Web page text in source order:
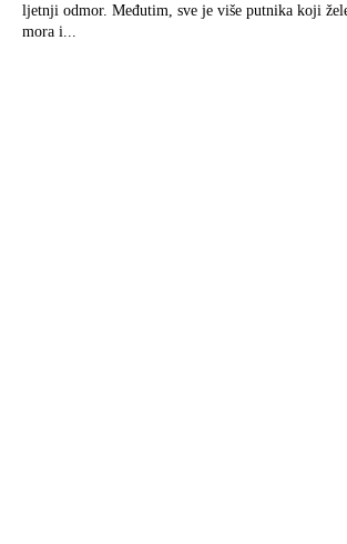
ljetnji odmor. Međutim, sve je više putnika koji
mora i...